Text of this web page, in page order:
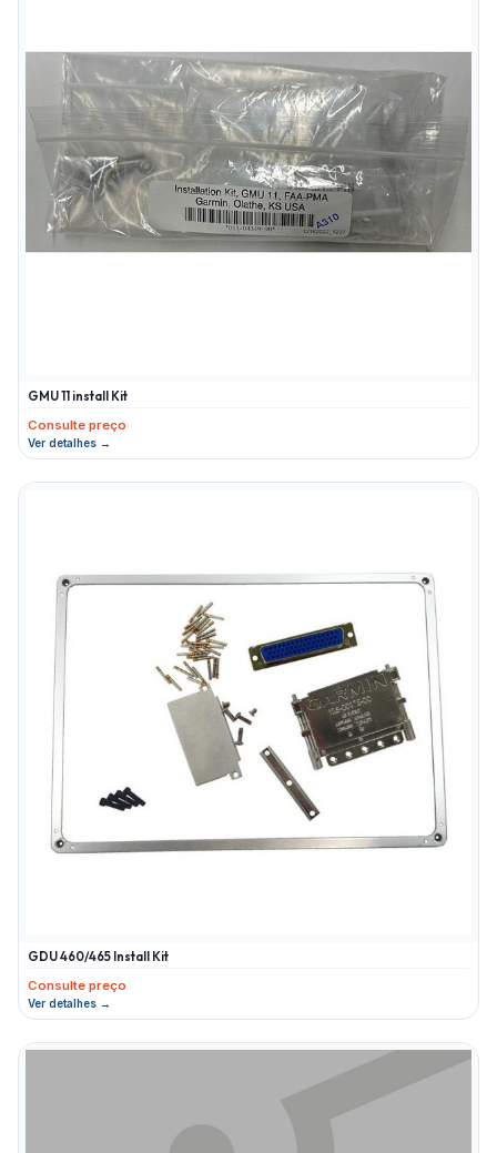
GMU 11 install Kit
Consulte preço
Ver detalhes →
GDU 460/465 Install Kit
Consulte preço
Ver detalhes →